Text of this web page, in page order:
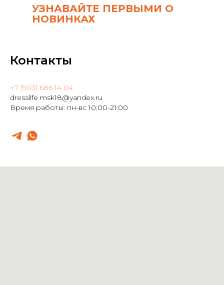
УЗНАВАЙТЕ ПЕРВЫМИ О
НОВИНКАХ
Контакты
+7 (903) 686 14 04
dresslife.msk18@yandex.ru
Время работы: пн-вс 10:00-21:00